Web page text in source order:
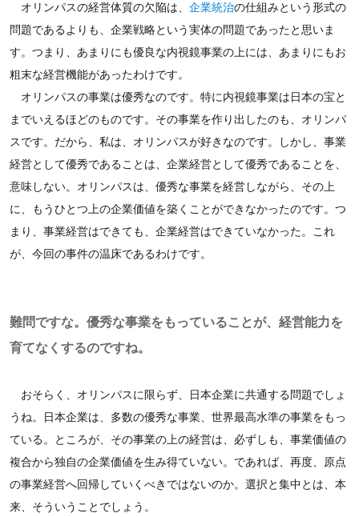
オリンパスの経営体質の欠陥は、 企業統治の仕組みという形式の
問題であるよりも、企業戦略という実体の問題であったと思いま
す。つまり、あまりにも優良な内視鏡事業の上には、あまりにもお
粗末な経営機能があったわけです。
オリンパスの事業は優秀なのです。特に内視鏡事業は日本の宝と
までいえるほどのものです。その事業を作り出したのも、オリンパ
スです。だから、私は、オリンパスが好きなのです。しかし、事業
経営として優秀であることは、企業経営として優秀であることを、
意味しない。オリンパスは、優秀な事業を経営しながら、その上
に、もうひとつ上の企業価値を築くことができなかったのです。つ
まり、事業経営はできても、企業経営はできていなかった。これ
が、今回の事件の温床であるわけです。
難問ですな。優秀な事業をもっていることが、経営能力を
育てなくするのですね。
おそらく、オリンパスに限らず、日本企業に共通する問題でしょ
うね。日本企業は、多数の優秀な事業、世界最高水準の事業をもっ
ている。ところが、その事業の上の経営は、必ずしも、事業価値の
複合から独自の企業価値を生み得ていない。であれば、再度、原点
の事業経営へ回帰していくべきではないのか。選択と集中とは、本
来、そういうことでしょう。